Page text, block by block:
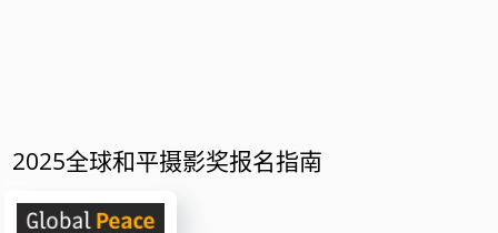
2025全球和平摄影奖报名指南